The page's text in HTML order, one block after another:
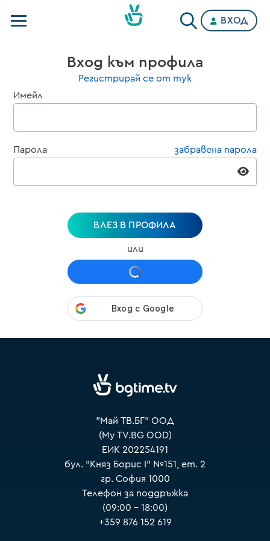
Категории
ВХОД
Вход към профила
Регистрирай се от тук
Имейл
Парола забравена парола
ВЛЕЗ В ПРОФИЛА
или
"Май ТВ.БГ" ООД
(My TV.BG OOD)
ЕИК 202254191
бул. "Княз Борис I" №151, ет. 2
гр. София 1000
Телефон за поддръжка
(09:00 – 18:00)
+359 876 152 619